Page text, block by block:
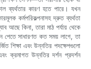
ব্যর্থতার কারণ হতে পারে। যখন
কর্মপরিকল্পনাসহ দ্রুত ব্যর্থতা
আছে কিনা, তারা মাঠ পর্যায় থেকে
পেতে সাধারণত কত সময় লাগে, তা
শিক্ষা এবং উন্নতির পদক্ষেপগুলো
ক্রমাগত উন্নতির দর্শন প্রদর্শন